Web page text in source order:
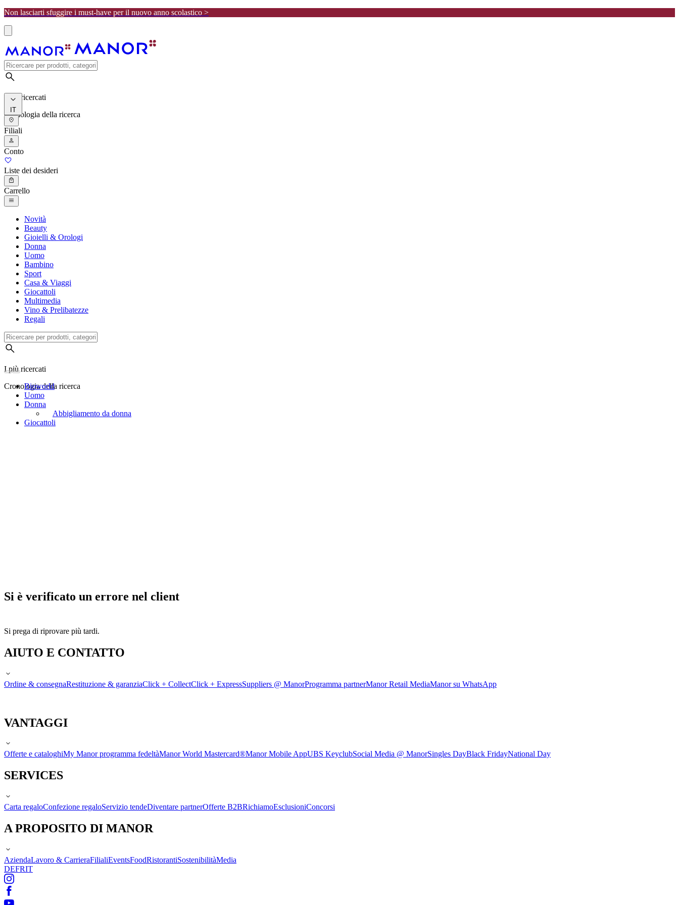
Non lasciarti sfuggire i must-have per il nuovo anno scolastico >
I più ricercati
Cronologia della ricerca
IT
Filiali
Conto
Liste dei desideri
Carrello
Novità
Beauty
Gioielli & Orologi
Donna
Uomo
Bambino
Sport
Casa & Viaggi
Giocattoli
Multimedia
Vino & Prelibatezze
Regali
I più ricercati
Cronologia della ricerca
Bioworld
Uomo
Donna
Abbigliamento da donna
Giocattoli
Si è verificato un errore nel client
Si prega di riprovare più tardi.
AIUTO E CONTATTO
Ordine & consegnaRestituzione & garanziaClick + CollectClick + ExpressSuppliers @ ManorProgramma partnerManor Retail MediaManor su WhatsApp
VANTAGGI
Offerte e cataloghiMy Manor programma fedeltàManor World Mastercard®Manor Mobile AppUBS KeyclubSocial Media @ ManorSingles DayBlack FridayNational Day
SERVICES
Carta regaloConfezione regaloServizio tendeDiventare partnerOfferte B2BRichiamoEsclusioniConcorsi
A PROPOSITO DI MANOR
AziendaLavoro & CarrieraFilialiEventsFoodRistorantiSostenibilitàMedia
DEFRIT